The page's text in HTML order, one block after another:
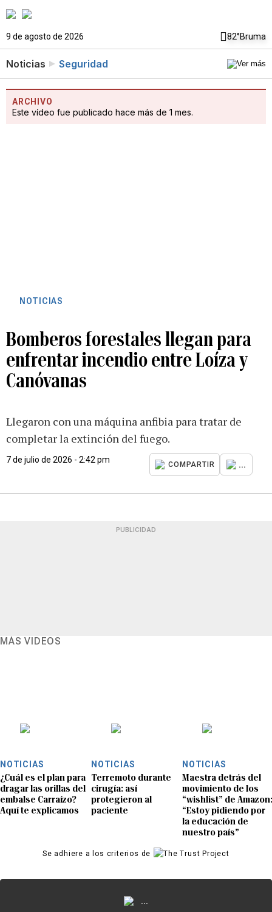
9 de agosto de 2026 82°Bruma
Noticias Seguridad
ARCHIVO
Este vídeo fue publicado hace más de 1 mes.
NOTICIAS
Bomberos forestales llegan para
enfrentar incendio entre Loíza y
Canóvanas
Llegaron con una máquina anfibia para tratar de
completar la extinción del fuego.
7 de julio de 2026 - 2:42 pm
COMPARTIR ...
PUBLICIDAD
MÁS VIDEOS
NOTICIAS
¿Cuál es el plan para
dragar las orillas del
embalse Carraízo?
Aquí te explicamos
NOTICIAS
Terremoto durante
cirugía: así
protegieron al
paciente
NOTICIAS
Maestra detrás del
movimiento de los
“wishlist” de Amazon:
“Estoy pidiendo por
la educación de
nuestro país”
Se adhiere a los criterios de
...